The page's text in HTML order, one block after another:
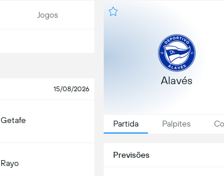
Jogos
15/08/2026
Getafe
Rayo
Alavés
Partida Palpites
Previsões